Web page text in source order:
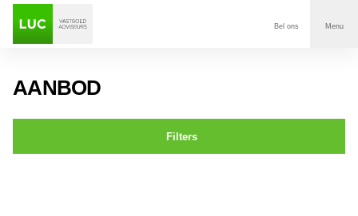
Bel ons Menu
AANBOD
Filters